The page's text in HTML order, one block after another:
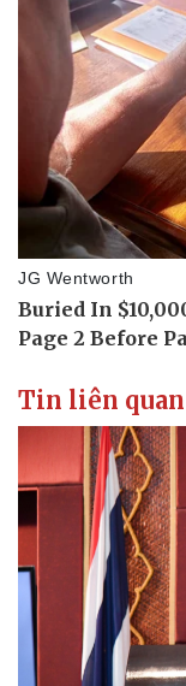
Thể thao
Bóng đá
Lịch thi đấu bóng đá
Thế giới thể thao
eSports
Hậu trường
Tin liên quan